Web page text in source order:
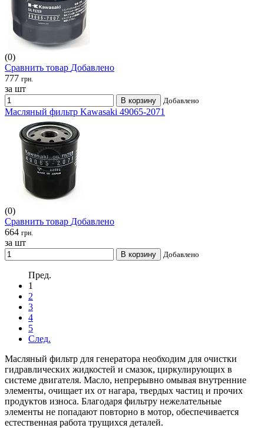
(0)
Сравнить товар Добавлено
777 грн.
за шт
В корзину Добавлено
Масляный фильтр Kawasaki 49065-2071
(0)
Сравнить товар Добавлено
664 грн.
за шт
В корзину Добавлено
Пред.
1
2
3
4
5
След.
Масляный фильтр для генератора необходим для очистки
гидравлических жидкостей и смазок, циркулирующих в
системе двигателя. Масло, непрерывно омывая внутренние
элементы, очищает их от нагара, твердых частиц и прочих
продуктов износа. Благодаря фильтру нежелательные
элементы не попадают повторно в мотор, обеспечивается
естественная работа трущихся деталей.